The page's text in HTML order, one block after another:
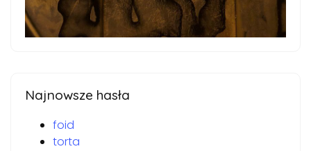
Najnowsze hasła
foid
torta